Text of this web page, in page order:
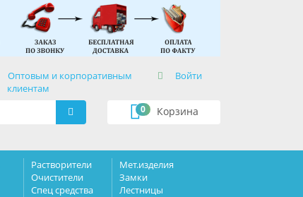
Оптовым и корпоративным
клиентам
Войти
Корзина
0
Растворители
Очистители
Спец средства
Мет.изделия
Замки
Лестницы